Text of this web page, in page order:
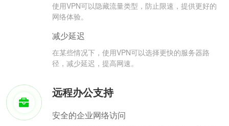
使用VPN可以隐藏流量类型，防止限速，提供更好的
网络体验。
减少延迟
在某些情况下，使用VPN可以选择更快的服务器路
径，减少延迟，提高网速。
远程办公支持
安全的企业网络访问